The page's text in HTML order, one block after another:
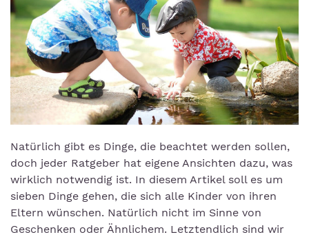
Natürlich gibt es Dinge, die beachtet werden sollen,
doch jeder Ratgeber hat eigene Ansichten dazu, was
wirklich notwendig ist. In diesem Artikel soll es um
sieben Dinge gehen, die sich alle Kinder von ihren
Eltern wünschen. Natürlich nicht im Sinne von
Geschenken oder Ähnlichem. Letztendlich sind wir